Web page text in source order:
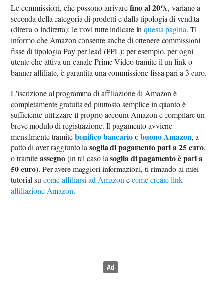
Le commissioni, che possono arrivarefino al 20%, variano a
seconda della categoria di prodotti e dalla tipologia di vendita
(diretta o indiretta): le trovi tutte indicate inquesta pagina. Ti
informo che Amazon consente anche di ottenere commissioni
fisse di tipologia Pay per lead (PPL): per esempio, per ogni
utente che attiva un canale Prime Video tramite il un link o
banner affiliato, è garantita una commissione fissa pari a 3 euro.
L'iscrizione al programma di affiliazione di Amazon è
completamente gratuita ed piuttosto semplice in quanto è
sufficiente utilizzare il proprio account Amazon e compilare un
breve modulo di registrazione. Il pagamento avviene
mensilmente tramitebonifico bancarioobuono Amazon, a
patto di aver raggiunto lasoglia di pagamento pari a 25 euro,
o tramiteassegno(in tal caso lasoglia di pagamento è pari a
50 euro). Per avere maggiori informazioni, ti rimando ai miei
tutorial sucome affiliarsi ad Amazon ecome creare link
affiliazione Amazon.